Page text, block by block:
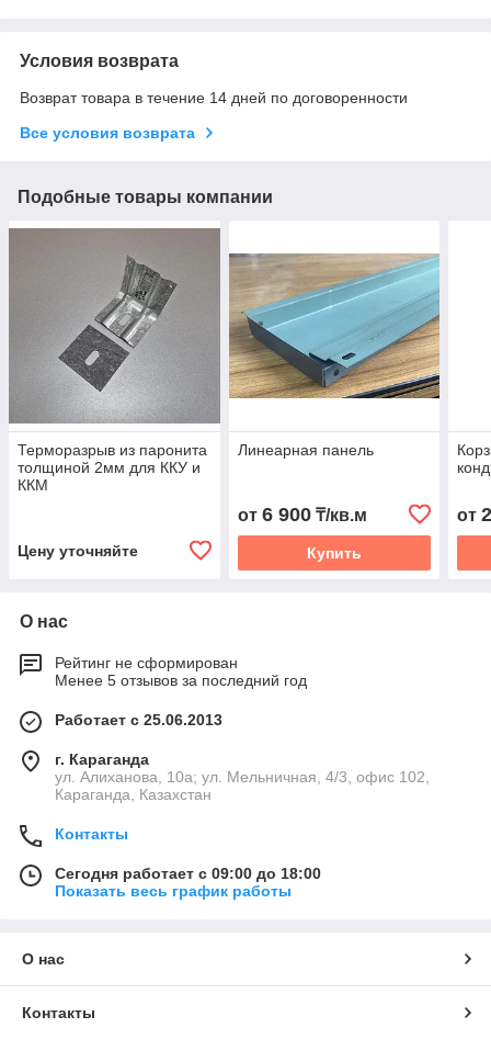
Условия возврата
Возврат товара в течение 14 дней по договоренности
Все условия возврата
Подобные товары компании
Терморазрыв из паронита
толщиной 2мм для ККУ и
ККМ
Цену уточняйте
Линеарная панель
от 6 900₸/кв.м
Купить
от
О нас
Рейтинг не сформирован
Менее 5 отзывов за последний год
Работает с 25.06.2013
г. Караганда
ул. Алиханова, 10а; ул. Мельничная, 4/3, офис 102,
Караганда, Казахстан
Контакты
Сегодня работает с 09:00 до 18:00
Показать весь график работы
О нас
Контакты